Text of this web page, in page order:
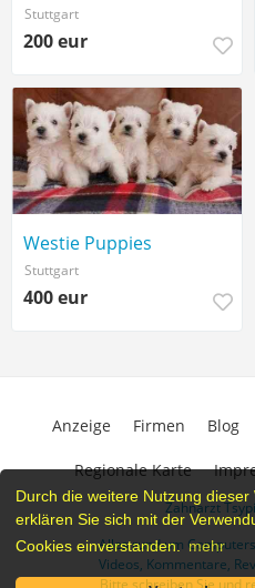
Durch die weitere Nutzung dieser
erklären Sie sich mit der
Cookies einverstanden. mehr
Stuttgart
200 eur
Westie Puppies
Stuttgart
400 eur
Zahnarzt
Alles rund um
Videos, Kommentare,
Bitte schreiben Sie und
Anzeige Firmen Blog
Regionale Karte